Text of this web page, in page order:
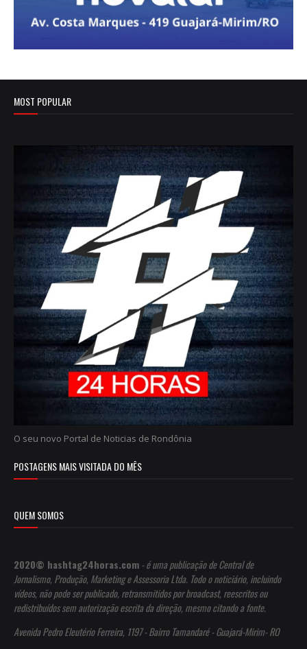
MOST POPULAR
O seu novo Portal de Noticias de Rondônia
POSTAGENS MAIS VISITADA DO MÊS
QUEM SOMOS
2020© hashtag24horas.com - é uma publicação de Central de
Jornalismo, Produção, Marketing e Assessoria Ltda. Todo o noticiário, incluindo
vídeos, não pode ser publicado, retransmitidos por broadcast, reescritos ou
redistribuídos sem autorização escrita da direção, mesmo citando a fonte.
Avenida Pedro Eleutério Ferreira, 1197 - Bairro Tamandaré - Guajará-Mirim- RO